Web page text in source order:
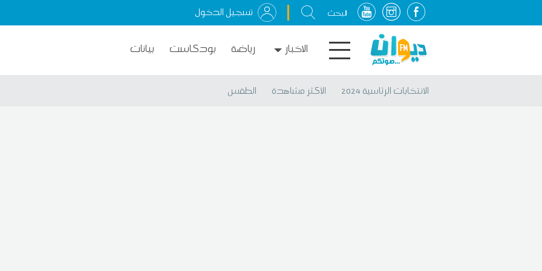
تسجيل الدخول
الاخبار رياضة بودكاست بيانات
الانتخابات الرئاسية 2024 الأكثر مشاهدة الطقس